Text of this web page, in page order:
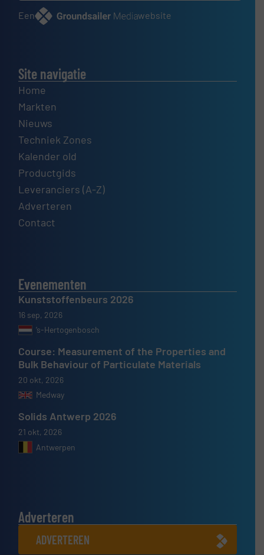
Een website
Site navigatie
Home
Markten
Nieuws
Techniek Zones
Kalender old
Productgids
Leveranciers (A-Z)
Adverteren
Contact
Evenementen
Kunststoffenbeurs 2026
16 sep, 2026
’s-Hertogenbosch
Course: Measurement of the Properties and
Bulk Behaviour of Particulate Materials
20 okt, 2026
Medway
Solids Antwerp 2026
21 okt, 2026
Antwerpen
Adverteren
ADVERTEREN